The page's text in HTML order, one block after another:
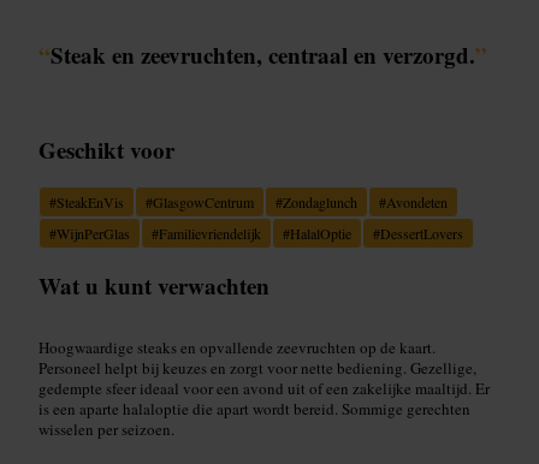
“Steak en zeevruchten, centraal en verzorgd.”
Geschikt voor
#SteakEnVis #GlasgowCentrum #Zondaglunch #Avondeten
#WijnPerGlas #Familievriendelijk #HalalOptie #DessertLovers
Wat u kunt verwachten
Hoogwaardige steaks en opvallende zeevruchten op de kaart.
Personeel helpt bij keuzes en zorgt voor nette bediening. Gezellige,
gedempte sfeer ideaal voor een avond uit of een zakelijke maaltijd. Er
is een aparte halaloptie die apart wordt bereid. Sommige gerechten
wisselen per seizoen.